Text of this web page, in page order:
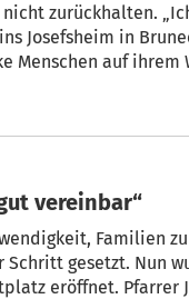
nicht zurückhalten.
Menschen auf ihrem
 „Beruf und Familie gut vereinbar“
Familien
gesetzt. Nun
nahm die Segnung